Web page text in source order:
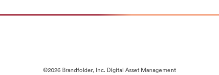
©2026 Brandfolder, Inc. Digital Asset Management